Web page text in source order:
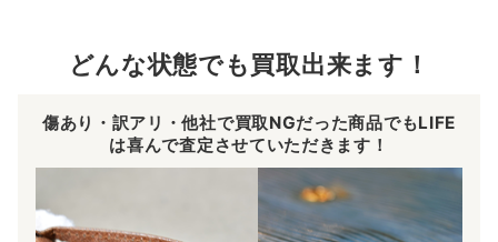
どんな状態でも買取出来ます！
傷あり・訳アリ・他社で買取NGだった商品でもLIFE
は喜んで査定させていただきます！